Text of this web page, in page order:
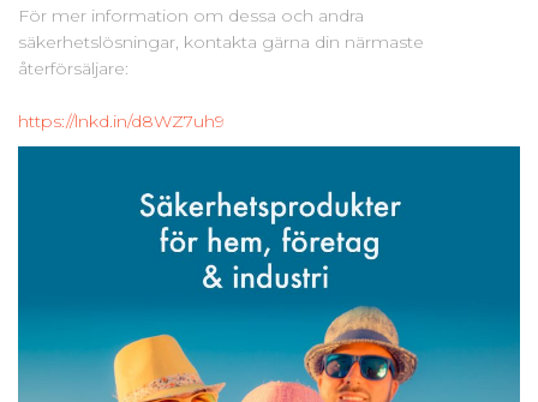
För mer information om dessa och andra
säkerhetslösningar, kontakta gärna din närmaste
återförsäljare:
https://lnkd.in/d8WZ7uh9